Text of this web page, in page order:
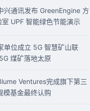
兴通讯发布 GreenEngine 方
室 UPF 智能绿色节能演示
单位成立 5G 智慧矿山联
煤矿落地太原
Ventures完成旗下第三
模基金最终认购